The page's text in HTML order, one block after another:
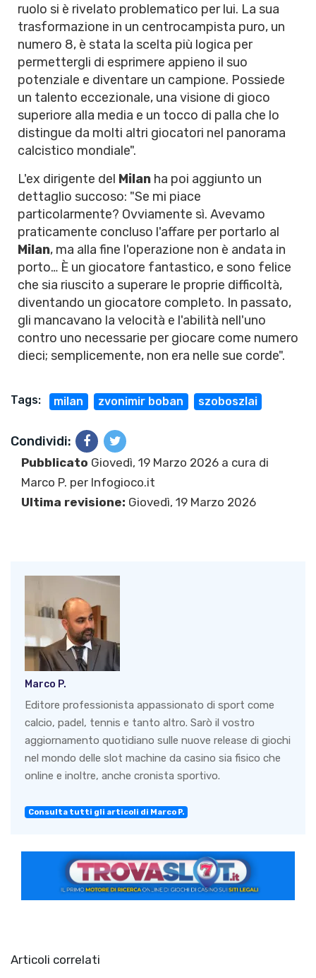
ruolo si è rivelato problematico per lui. La sua
trasformazione in un centrocampista puro, un
numero 8, è stata la scelta più logica per
permettergli di esprimere appieno il suo
potenziale e diventare un campione. Possiede
un talento eccezionale, una visione di gioco
superiore alla media e un tocco di palla che lo
distingue da molti altri giocatori nel panorama
calcistico mondiale".
L'ex dirigente del Milan ha poi aggiunto un
dettaglio succoso: "Se mi piace
particolarmente? Ovviamente sì. Avevamo
praticamente concluso l'affare per portarlo al
Milan, ma alla fine l'operazione non è andata in
porto… È un giocatore fantastico, e sono felice
che sia riuscito a superare le proprie difficoltà,
diventando un giocatore completo. In passato,
gli mancavano la velocità e l'abilità nell'uno
contro uno necessarie per giocare come numero
dieci; semplicemente, non era nelle sue corde".
Tags: milan zvonimir boban szoboszlai
Condividi:
Pubblicato Giovedì, 19 Marzo 2026 a cura di
Marco P. per Infogioco.it
Ultima revisione: Giovedì, 19 Marzo 2026
Marco P.
Editore professionista appassionato di sport come
calcio, padel, tennis e tanto altro. Sarò il vostro
aggiornamento quotidiano sulle nuove release di giochi
nel mondo delle slot machine da casino sia fisico che
online e inoltre, anche cronista sportivo.
Consulta tutti gli articoli di Marco P.
Articoli correlati